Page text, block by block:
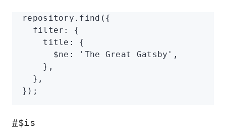
repository .find ({
  filter
:
{
    title
:
{
      $ne
: 'The Great Gatsby' ,
    }
,
  }
,
});
#$is